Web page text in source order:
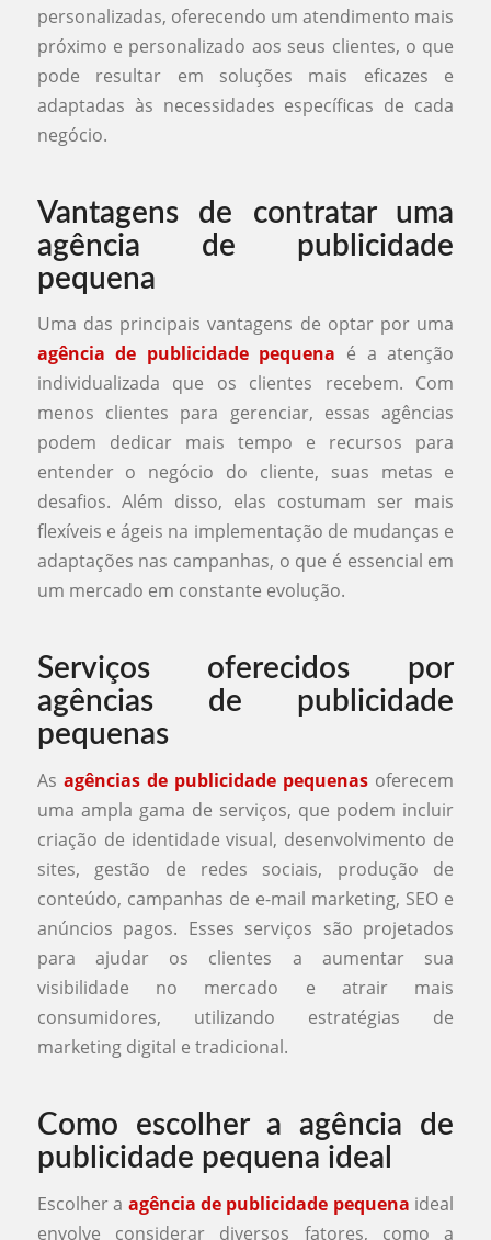
personalizadas, oferecendo um atendimento mais
próximo e personalizado aos seus clientes, o que
pode resultar em soluções mais eficazes e
adaptadas às necessidades específicas de cada
negócio.
Vantagens de contratar uma
agência de publicidade
pequena
Uma das principais vantagens de optar por uma
agência de publicidade pequena é a atenção
individualizada que os clientes recebem. Com
menos clientes para gerenciar, essas agências
podem dedicar mais tempo e recursos para
entender o negócio do cliente, suas metas e
desafios. Além disso, elas costumam ser mais
flexíveis e ágeis na implementação de mudanças e
adaptações nas campanhas, o que é essencial em
um mercado em constante evolução.
Serviços oferecidos por
agências de publicidade
pequenas
As agências de publicidade pequenas oferecem
uma ampla gama de serviços, que podem incluir
criação de identidade visual, desenvolvimento de
sites, gestão de redes sociais, produção de
conteúdo, campanhas de e-mail marketing, SEO e
anúncios pagos. Esses serviços são projetados
para ajudar os clientes a aumentar sua
visibilidade no mercado e atrair mais
consumidores, utilizando estratégias de
marketing digital e tradicional.
Como escolher a agência de
publicidade pequena ideal
Escolher a agência de publicidade pequena ideal
envolve considerar diversos fatores, como a